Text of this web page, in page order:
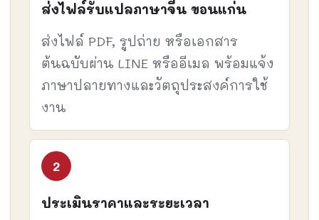
ส่งไฟล์รับแปลภาษาจีน ขอนแก่น
ส่งไฟล์ PDF, รูปถ่าย หรือเอกสาร
ต้นฉบับผ่าน LINE หรืออีเมล พร้อมแจ้ง
ภาษาปลายทางและวัตถุประสงค์การใช้
งาน
ประเมินราคาและระยะเวลา